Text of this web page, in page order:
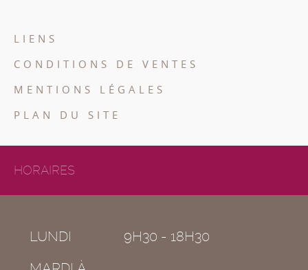
LIENS
CONDITIONS DE VENTES
MENTIONS LÉGALES
PLAN DU SITE
HORAIRES
LUNDI
9H30 - 18H30